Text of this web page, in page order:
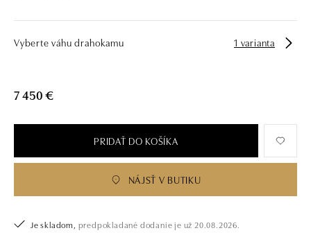
Vyberte váhu drahokamu 1 varianta
7 450 €
PRIDAŤ DO KOŠÍKA
NÁJSŤ V BUTIKU
Je skladom, predpokladané dodanie je už 20.08.2026.